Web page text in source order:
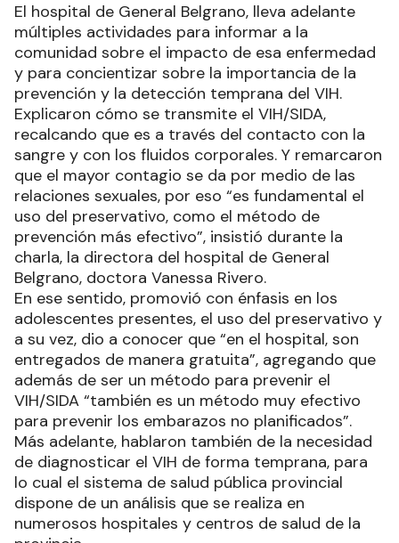
El hospital de General Belgrano, lleva adelante
múltiples actividades para informar a la
comunidad sobre el impacto de esa enfermedad
y para concientizar sobre la importancia de la
prevención y la detección temprana del VIH.
Explicaron cómo se transmite el VIH/SIDA,
recalcando que es a través del contacto con la
sangre y con los fluidos corporales. Y remarcaron
que el mayor contagio se da por medio de las
relaciones sexuales, por eso “es fundamental el
uso del preservativo, como el método de
prevención más efectivo”, insistió durante la
charla, la directora del hospital de General
Belgrano, doctora Vanessa Rivero.
En ese sentido, promovió con énfasis en los
adolescentes presentes, el uso del preservativo y
a su vez, dio a conocer que “en el hospital, son
entregados de manera gratuita”, agregando que
además de ser un método para prevenir el
VIH/SIDA “también es un método muy efectivo
para prevenir los embarazos no planificados”.
Más adelante, hablaron también de la necesidad
de diagnosticar el VIH de forma temprana, para
lo cual el sistema de salud pública provincial
dispone de un análisis que se realiza en
numerosos hospitales y centros de salud de la